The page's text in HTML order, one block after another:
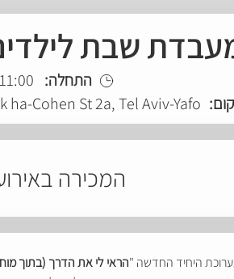
שבת
התחלה: 11:00 06.09.2025
Cohen St 2a, Tel Aviv-Yafo
המכירה
היחיד החדשה "הראי לי את הדרך (בתוך